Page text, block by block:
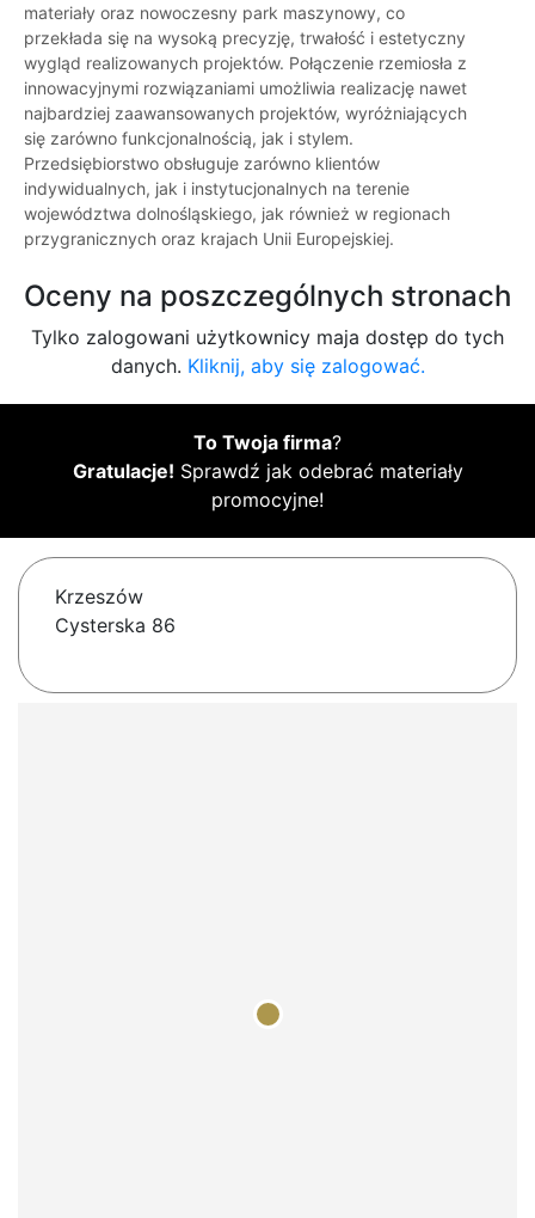
materiały oraz nowoczesny park maszynowy, co
przekłada się na wysoką precyzję, trwałość i estetyczny
wygląd realizowanych projektów. Połączenie rzemiosła z
innowacyjnymi rozwiązaniami umożliwia realizację nawet
najbardziej zaawansowanych projektów, wyróżniających
się zarówno funkcjonalnością, jak i stylem.
Przedsiębiorstwo obsługuje zarówno klientów
indywidualnych, jak i instytucjonalnych na terenie
województwa dolnośląskiego, jak również w regionach
przygranicznych oraz krajach Unii Europejskiej.
Oceny na poszczególnych stronach
Tylko zalogowani użytkownicy maja dostęp do tych
danych. Kliknij, aby się zalogować.
To Twoja firma?
Gratulacje! Sprawdź jak odebrać materiały
promocyjne!
Krzeszów
Cysterska 86